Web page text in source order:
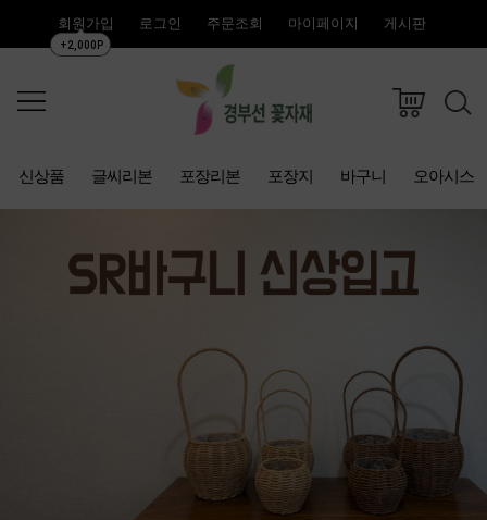
회원가입
+2,000P
로그인 주문조회 마이페이지 게시판
신상품 글씨리본 포장리본 포장지 바구니 오아시스